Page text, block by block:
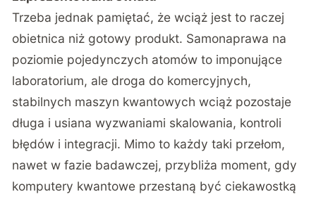
Trzeba jednak pamiętać, że wciąż jest to raczej
obietnica niż gotowy produkt. Samonaprawa na
poziomie pojedynczych atomów to imponujące
laboratorium, ale droga do komercyjnych,
stabilnych maszyn kwantowych wciąż pozostaje
długa i usiana wyzwaniami skalowania, kontroli
błędów i integracji. Mimo to każdy taki przełom,
nawet w fazie badawczej, przybliża moment, gdy
komputery kwantowe przestaną być ciekawostką